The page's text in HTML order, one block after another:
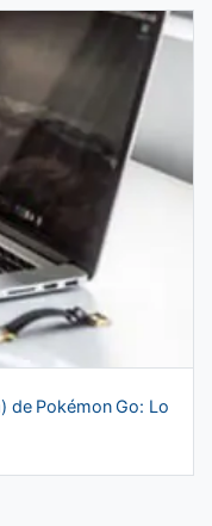
de Pokémon Go: Lo